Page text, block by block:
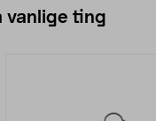
vanlige ting